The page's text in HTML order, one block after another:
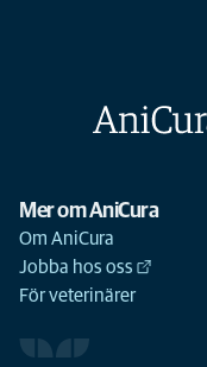
Mer om AniCura
Om AniCura
Jobba hos oss
För veterinärer